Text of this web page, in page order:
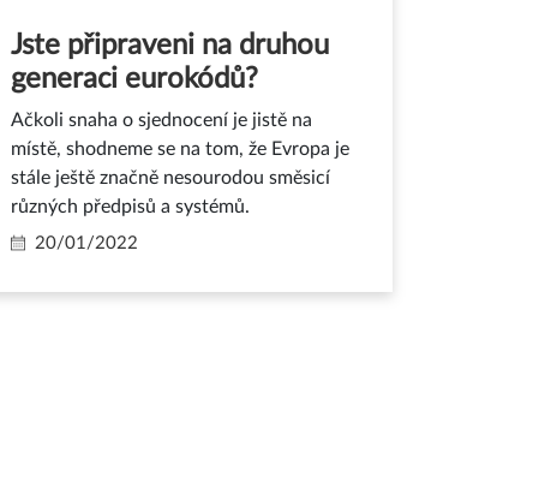
Jste připraveni na druhou
generaci eurokódů?
Ačkoli snaha o sjednocení je jistě na
místě, shodneme se na tom, že Evropa je
stále ještě značně nesourodou směsicí
různých předpisů a systémů.
20/01/2022